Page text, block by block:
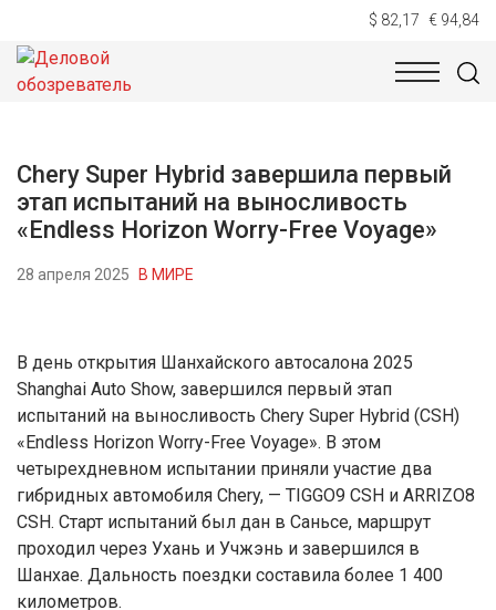
$ 82,17 € 94,84
НОВОСТИ
Chery Super Hybrid завершила первый
этап испытаний на выносливость
«Endless Horizon Worry-Free Voyage»
28 апреля 2025 В МИРЕ
В день открытия Шанхайского автосалона 2025
Shanghai Auto Show, завершился первый этап
испытаний на выносливость Chery Super Hybrid (CSH)
«Endless Horizon Worry-Free Voyage». В этом
четырехдневном испытании приняли участие два
гибридных автомобиля Chery, — TIGGO9 CSH и ARRIZO8
CSH. Старт испытаний был дан в Саньсе, маршрут
проходил через Ухань и Учжэнь и завершился в
Шанхае. Дальность поездки составила более 1 400
километров.